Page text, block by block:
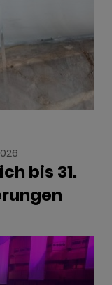
bis 31.